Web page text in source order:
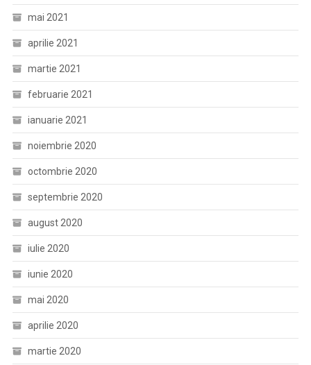
mai 2021
aprilie 2021
martie 2021
februarie 2021
ianuarie 2021
noiembrie 2020
octombrie 2020
septembrie 2020
august 2020
iulie 2020
iunie 2020
mai 2020
aprilie 2020
martie 2020